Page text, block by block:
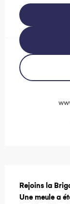
Rejoins la
Une meule a